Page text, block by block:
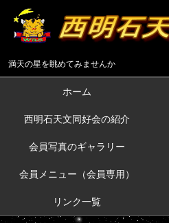
満天の星を眺めてみませんか
ホーム
西明石天文同好会の紹介
会員写真のギャラリー
会員メニュー（会員専用）
リンク一覧